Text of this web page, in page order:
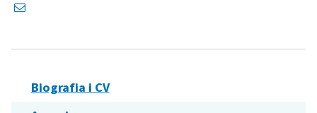
Biografia i CV